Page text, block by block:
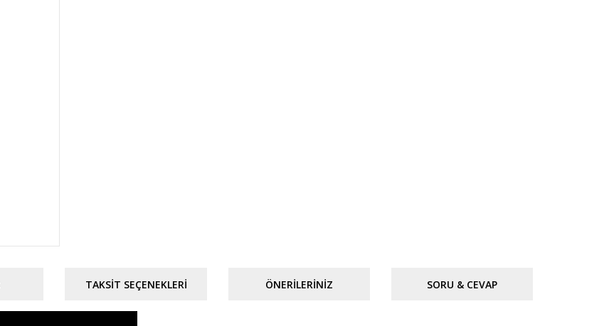
TAKSIT SEÇENEKLERI ÖNERILERINIZ SORU & CEVAP